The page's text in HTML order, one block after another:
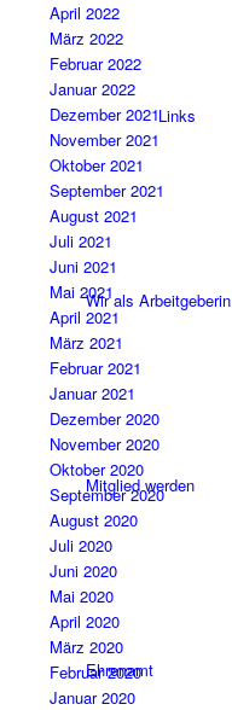
Links
Wir als Arbeitgeberin
Mitglied werden
Ehrenamt
April 2022
März 2022
Februar 2022
Januar 2022
Dezember 2021
November 2021
Oktober 2021
September 2021
August 2021
Juli 2021
Juni 2021
Mai 2021
April 2021
März 2021
Februar 2021
Januar 2021
Dezember 2020
November 2020
Oktober 2020
September 2020
August 2020
Juli 2020
Juni 2020
Mai 2020
April 2020
März 2020
Februar 2020
Januar 2020